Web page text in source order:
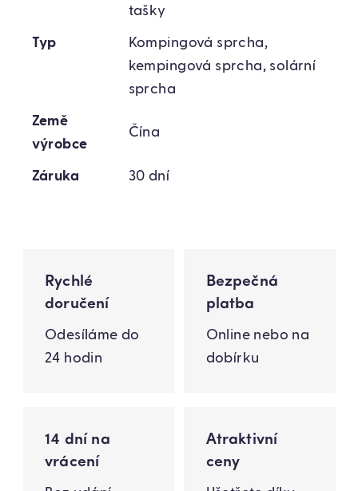
tašky
Typ
Kompingová sprcha,
kempingová sprcha, solární
sprcha
Země
výrobce
Čína
Záruka 30 dní
Rychlé
doručení
Odesíláme do
24 hodin
Bezpečná
platba
Online nebo na
dobírku
14 dní na
vrácení
Atraktivní
ceny